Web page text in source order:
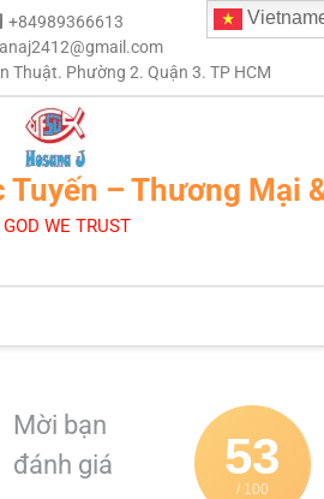
+84989366613
Thuật. Phường 2. Quận 3. TP HCM
Tuyến – Thương Mại
WE TRUST
53
/ 100
Mời bạn
đánh giá